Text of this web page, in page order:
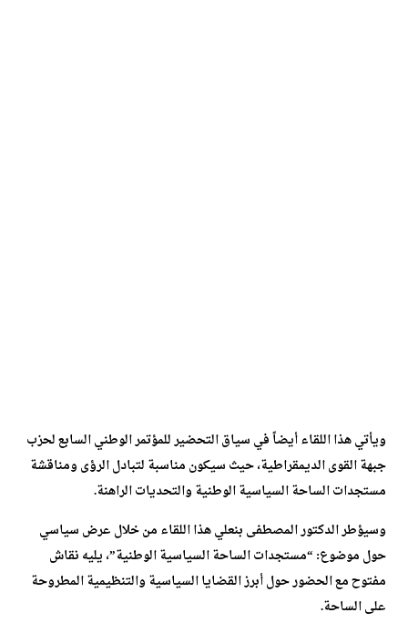
ويأتي هذا اللقاء أيضاً في سياق التحضير للمؤتمر الوطني السابع لحزب
جبهة القوى الديمقراطية، حيث سيكون مناسبة لتبادل الرؤى ومناقشة
مستجدات الساحة السياسية الوطنية والتحديات الراهنة.
وسيؤطر الدكتور المصطفى بنعلي هذا اللقاء من خلال عرض سياسي
حول موضوع: “مستجدات الساحة السياسية الوطنية”، يليه نقاش
مفتوح مع الحضور حول أبرز القضايا السياسية والتنظيمية المطروحة
على الساحة.